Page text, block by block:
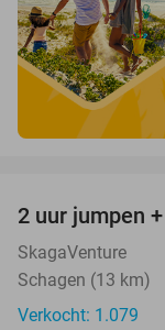
2 uur jumpen
SkagaVenture
Schagen (13 km)
Verkocht: 1.079